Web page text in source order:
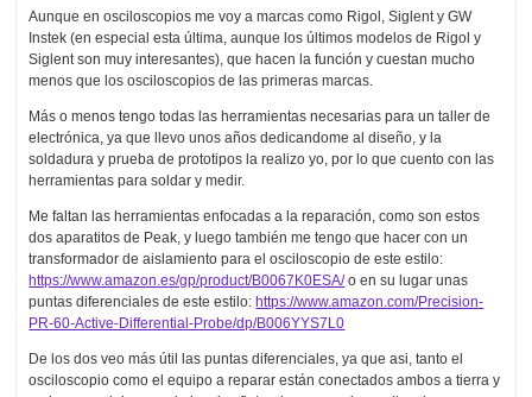
Aunque en osciloscopios me voy a marcas como Rigol, Siglent y GW
Instek (en especial esta última, aunque los últimos modelos de Rigol y
Siglent son muy interesantes), que hacen la función y cuestan mucho
menos que los osciloscopios de las primeras marcas.
Más o menos tengo todas las herramientas necesarias para un taller de
electrónica, ya que llevo unos años dedicandome al diseño, y la
soldadura y prueba de prototipos la realizo yo, por lo que cuento con las
herramientas para soldar y medir.
Me faltan las herramientas enfocadas a la reparación, como son estos
dos aparatitos de Peak, y luego también me tengo que hacer con un
transformador de aislamiento para el osciloscopio de este estilo:
https://www.amazon.es/gp/product/B0067K0ESA/o en su lugar unas
puntas diferenciales de este estilo: https://www.amazon.com/Precision-
PR-60-Active-Differential-Probe/dp/B006YYS7L0
De los dos veo más útil las puntas diferenciales, ya que asi, tanto el
osciloscopio como el equipo a reparar están conectados ambos a tierra y